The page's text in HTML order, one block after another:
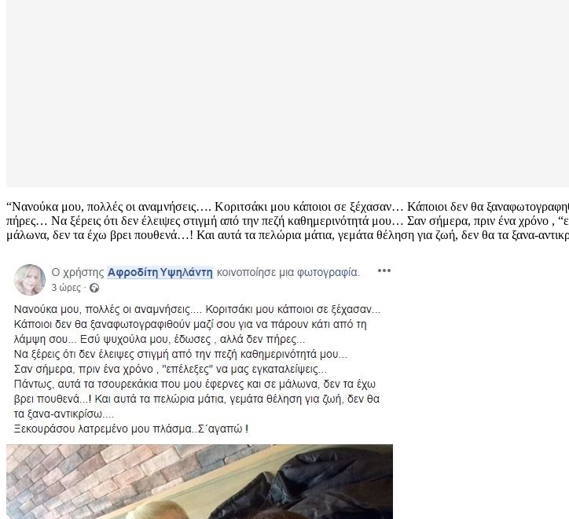
“Νανούκα μου, πολλές οι αναμνήσεις…. Κοριτσάκι μου κάποιοι σε ξέχασαν… Κάποιοι δεν θα
πήρες… Να ξέρεις ότι δεν έλειψες στιγμή από την πεζή καθημερινότητά μου… Σαν σήμερα, πριν ένα χρόνο ,
μάλωνα, δεν τα έχω βρει πουθενά…! Και αυτά τα πελώρια μάτια, γεμάτα θέληση για ζωή, δεν θα τα ξανα-